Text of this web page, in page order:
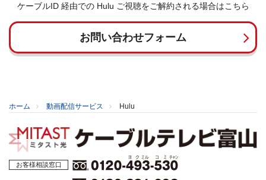
ケーブルID 経由での Hulu ご視聴をご解約される場合はこちら
お問い合わせフォーム
ホーム 動画配信サービス Hulu
お客様相談窓口